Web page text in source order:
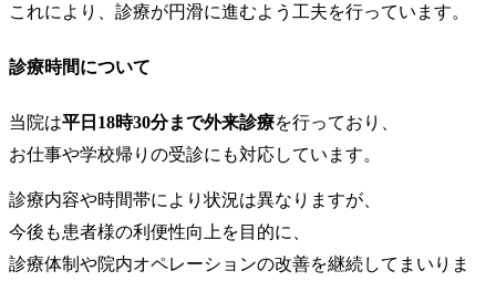
これにより、診療が円滑に進むよう工夫を行っています。
診療時間について
当院は平日18時30分まで外来診療を行っており、
お仕事や学校帰りの受診にも対応しています。
診療内容や時間帯により状況は異なりますが、
今後も患者様の利便性向上を目的に、
診療体制や院内オペレーションの改善を継続してまいりま